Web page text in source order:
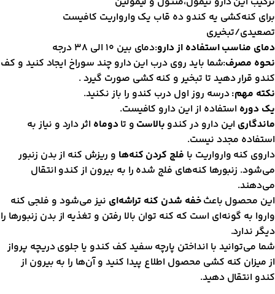
کنه‌کشی یه کندو ده قاب یک وارواریت کافیست
تبخیری
مناسب استفاده از دارو:دمای بین 10 الی 38 درجه
مصرف:شما باید روی درب این دارو چند سوراخ ایجاد کنید و کف
قرار دهید تا تبخیر و کنه کشی صورت گیرد .
مهم:درسه روز اول درب کندو را باز نکنید.
دورهاستفاده از این دارو کافیست.
این دارو در کندوبالاستو تادوماهاثر دارد و نیاز به
مجدد نیست.
کنه وارواریت با فلج کردن کنه‌هاو ریزش کنه از بدن زنبور
زنبور‌ها کنه‌های فلج شده را به بیرون از کندو انتقال
محصول باعثخفه شدن کنه تراشه‌اینیز می‌شود و فلجی کنه
به گونه‌ای است که کنه توان بالا رفتن و تغذیه از بدن زنبورها را
ندارد.
می‌توانید با انداختن پارچه سفید کف کندو یا جلوی دریچه پرواز
میزان کنه کشی محصول اطلاع پیدا کنید و آن‌ها را به بیرون از
انتقال دهید.